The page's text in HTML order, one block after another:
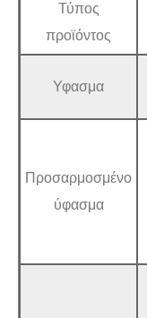
Τύπος
προϊόντος
Υφασμα
Προσαρμοσμένο
ύφασμα